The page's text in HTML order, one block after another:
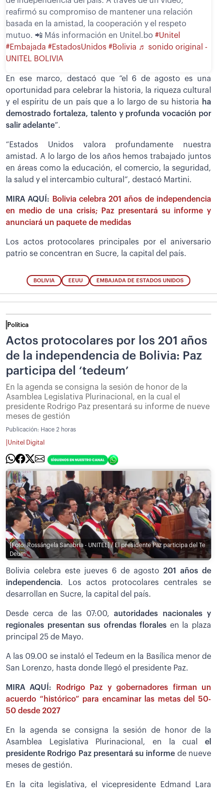
reafirmó su compromiso de mantener una relación
basada en la amistad, la cooperación y el respeto
mutuo. 📲 Más información en Unitel.bo #Unitel
#Embajada #EstadosUnidos #Bolivia ♬ sonido original -
UNITEL BOLIVIA
En ese marco, destacó que “el 6 de agosto es una
oportunidad para celebrar la historia, la riqueza cultural
y el espíritu de un país que a lo largo de su historia ha
demostrado fortaleza, talento y profunda vocación por
salir adelante”.
“Estados Unidos valora profundamente nuestra
amistad. A lo largo de los años hemos trabajado juntos
en áreas como la educación, el comercio, la seguridad,
la salud y el intercambio cultural”, destacó Martini.
MIRA AQUÍ:
Bolivia celebra 201 años de independencia
en medio de una crisis; Paz presentará su informe y
anunciará un paquete de medidas
Los actos protocolares principales por el aniversario
patrio se concentran en Sucre, la capital del país.
BOLIVIA EEUU EMBAJADA DE ESTADOS UNIDOS
Política
Actos protocolares por los 201 años
de la independencia de Bolivia: Paz
participa del ‘tedeum’
En la agenda se consigna la sesión de honor de la
Asamblea Legislativa Plurinacional, en la cual el
presidente Rodrigo Paz presentará su informe de nueve
meses de gestión
Publicación: Hace 2 horas
Unitel Digital
[Foto: Rossángela Sanabria - UNITEL] / El presidente Paz participa del Te
Deum
Bolivia celebra este jueves 6 de agosto 201 años de
independencia. Los actos protocolares centrales se
desarrollan en Sucre, la capital del país.
Desde cerca de las 07:00,autoridades nacionales y
regionales presentan sus ofrendas florales en la plaza
principal 25 de Mayo.
A las 09.00 se instaló el Tedeum en la Basílica menor de
San Lorenzo, hasta donde llegó el presidente Paz.
MIRA AQUÍ:
Rodrigo Paz y gobernadores firman un
acuerdo “histórico” para encaminar las metas del 50-
50 desde 2027
En la agenda se consigna la sesión de honor de la
Asamblea Legislativa Plurinacional, en la cual el
presidente Rodrigo Paz presentará su informe de nueve
meses de gestión.
En la cita legislativa, el vicepresidente Edmand Lara